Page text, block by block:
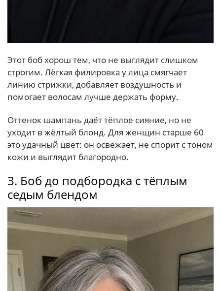
Этот боб хорош тем, что не выглядит слишком
строгим. Лёгкая филировка у лица смягчает
линию стрижки, добавляет воздушность и
помогает волосам лучше держать форму.
Оттенок шампань даёт тёплое сияние, но не
уходит в жёлтый блонд. Для женщин старше 60
это удачный цвет: он освежает, не спорит с тоном
кожи и выглядит благородно.
3. Боб до подбородка с тёплым
седым блендом